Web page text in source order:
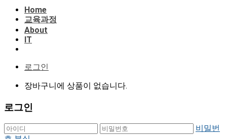
Home
교육과정
About
IT
로그인
장바구니에 상품이 없습니다.
로그인
비밀번